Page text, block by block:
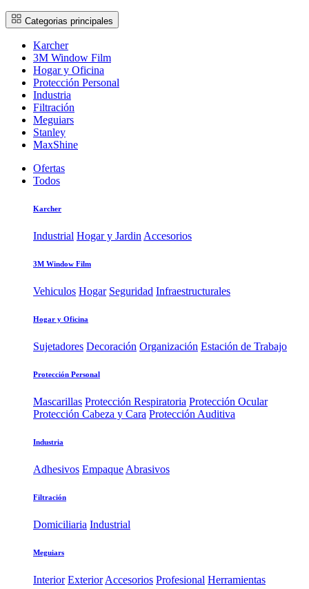
Categorias principales
Karcher
3M Window Film
Hogar y Oficina
Protección Personal
Industria
Filtración
Meguiars
Stanley
MaxShine
Ofertas
Todos
Karcher
Industrial Hogar y Jardin Accesorios
3M Window Film
Vehiculos Hogar Seguridad Infraestructurales
Hogar y Oficina
Sujetadores Decoración Organización Estación de Trabajo
Protección Personal
Mascarillas Protección Respiratoria Protección Ocular
Protección Cabeza y Cara Protección Auditiva
Industria
Adhesivos Empaque Abrasivos
Filtración
Domiciliaria Industrial
Meguiars
Interior Exterior Accesorios Profesional Herramientas